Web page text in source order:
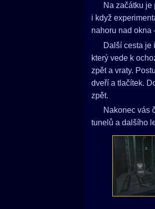
Na začátku je
i když
nahoru nad okna
Další cesta je
který vede k
zpět a vraty.
dveří a tlačítek.
zpět.
Nakonec vás
tunelů a dalšího